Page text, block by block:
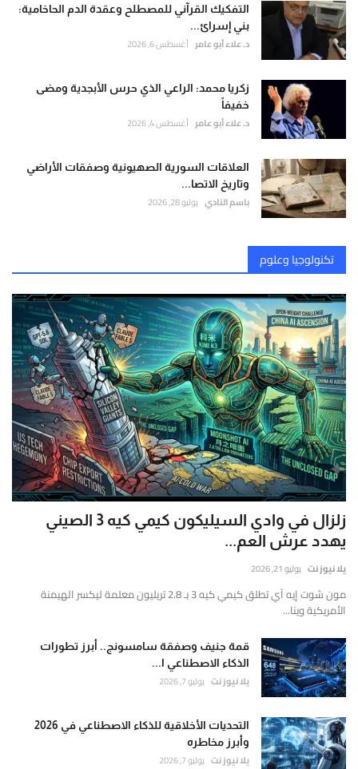
التفكيك القرآني للمصطلح وعقدة الدم الحاخامية:
بني إسرائ...
د. علاء أبو عامر أغسطس 6, 2026
زكريا محمد: الراعي الذي حرس الأبجدية ومضى
خفيفاً
د. علاء أبو عامر أغسطس 4, 2026
العلاقات السورية الصهيونية وصفقات الأراضي
وتاريخ الاتصا...
باسم النادي يوليو 28, 2026
تكنولوجيا وعلوم
زلزال في وادي السيليكون كيمي كيه 3 الصيني
يهدد عرش العم...
يلا نيوز نت يوليو 21, 2026
مون شوت إيه آي تطلق كيمي كيه 3 بـ 2.8 تريليون معلمة ليكسر الهيمنة
الأمريكية وينا...
قمة جنيف وصفقة سامسونج.. أبرز تطورات
الذكاء الاصطناعي ا...
يلا نيوز نت يوليو 7, 2026
التحديات الأخلاقية للذكاء الاصطناعي في 2026
وأبرز مخاطره
يلا نيوز نت يوليو 7, 2026